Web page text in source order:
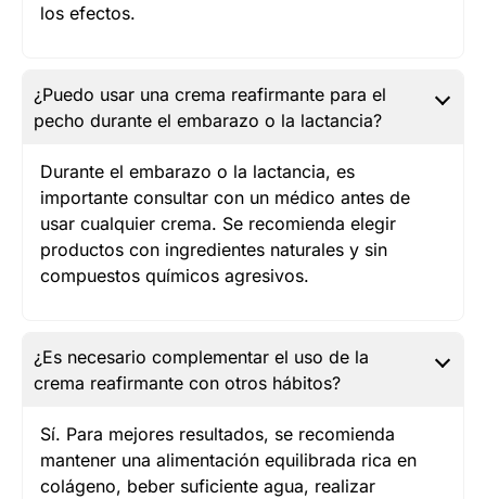
los efectos.
¿Puedo usar una crema reafirmante para el
pecho durante el embarazo o la lactancia?
Durante el embarazo o la lactancia, es
importante consultar con un médico antes de
usar cualquier crema. Se recomienda elegir
productos con ingredientes naturales y sin
compuestos químicos agresivos.
¿Es necesario complementar el uso de la
crema reafirmante con otros hábitos?
Sí. Para mejores resultados, se recomienda
mantener una alimentación equilibrada rica en
colágeno, beber suficiente agua, realizar